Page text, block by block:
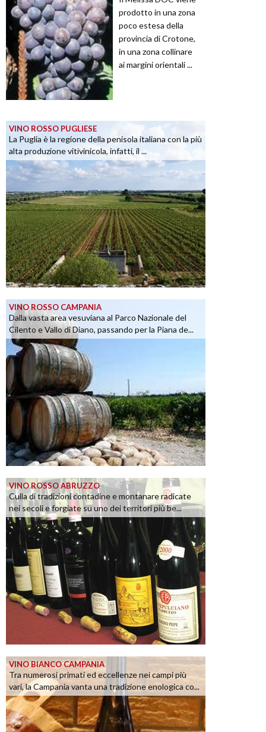
prodotto in una zona
poco estesa della
provincia di Crotone,
in una zona collinare
ai margini orientali ...
VINO ROSSO PUGLIESE
La Puglia è la regione della penisola italiana con la più
alta produzione vitivinicola, infatti, il ...
VINO ROSSO CAMPANIA
Dalla vasta area vesuviana al Parco Nazionale del
Cilento e Vallo di Diano, passando per la Piana de...
VINO ROSSO ABRUZZO
Culla di tradizioni contadine e montanare radicate
nei secoli e forgiate su uno dei territori più be...
VINO BIANCO CAMPANIA
Tra numerosi primati ed eccellenze nei campi più
vari, la Campania vanta una tradizione enologica co...